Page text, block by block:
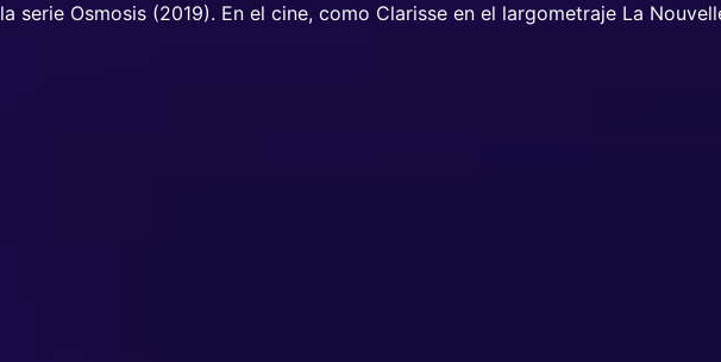
la serie Osmosis (2019). En el cine, como Clarisse en el largometraje La